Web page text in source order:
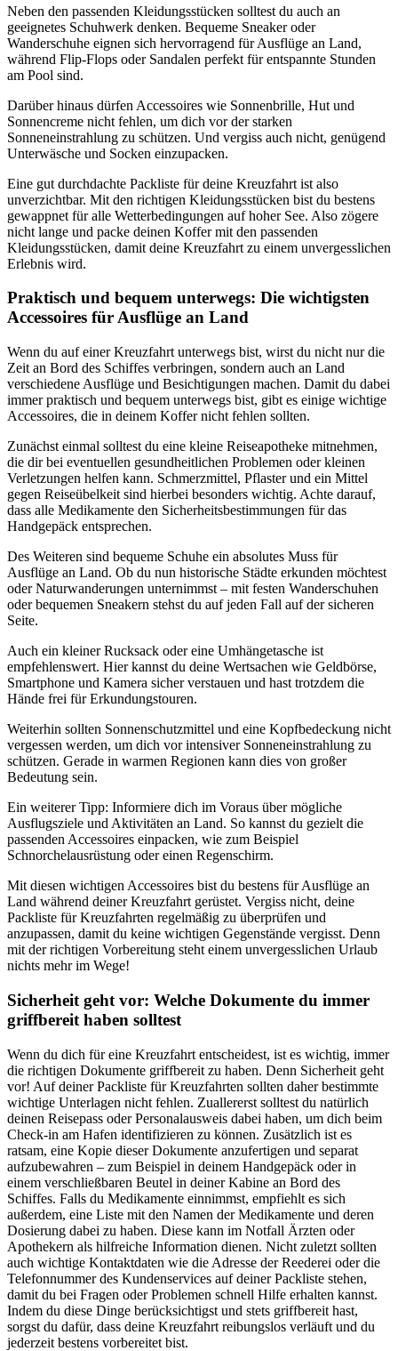
Neben den passenden Kleidungsstücken solltest du auch an
geeignetes Schuhwerk denken. Bequeme Sneaker oder
Wanderschuhe eignen sich hervorragend für Ausflüge an Land,
während Flip-Flops oder Sandalen perfekt für entspannte Stunden
am Pool sind.
Darüber hinaus dürfen Accessoires wie Sonnenbrille, Hut und
Sonnencreme nicht fehlen, um dich vor der starken
Sonneneinstrahlung zu schützen. Und vergiss auch nicht, genügend
Unterwäsche und Socken einzupacken.
Eine gut durchdachte Packliste für deine Kreuzfahrt ist also
unverzichtbar. Mit den richtigen Kleidungsstücken bist du bestens
gewappnet für alle Wetterbedingungen auf hoher See. Also zögere
nicht lange und packe deinen Koffer mit den passenden
Kleidungsstücken, damit deine Kreuzfahrt zu einem unvergesslichen
Erlebnis wird.
Praktisch und bequem unterwegs: Die wichtigsten
Accessoires für Ausflüge an Land
Wenn du auf einer Kreuzfahrt unterwegs bist, wirst du nicht nur die
Zeit an Bord des Schiffes verbringen, sondern auch an Land
verschiedene Ausflüge und Besichtigungen machen. Damit du dabei
immer praktisch und bequem unterwegs bist, gibt es einige wichtige
Accessoires, die in deinem Koffer nicht fehlen sollten.
Zunächst einmal solltest du eine kleine Reiseapotheke mitnehmen,
die dir bei eventuellen gesundheitlichen Problemen oder kleinen
Verletzungen helfen kann. Schmerzmittel, Pflaster und ein Mittel
gegen Reiseübelkeit sind hierbei besonders wichtig. Achte darauf,
dass alle Medikamente den Sicherheitsbestimmungen für das
Handgepäck entsprechen.
Des Weiteren sind bequeme Schuhe ein absolutes Muss für
Ausflüge an Land. Ob du nun historische Städte erkunden möchtest
oder Naturwanderungen unternimmst – mit festen Wanderschuhen
oder bequemen Sneakern stehst du auf jeden Fall auf der sicheren
Seite.
Auch ein kleiner Rucksack oder eine Umhängetasche ist
empfehlenswert. Hier kannst du deine Wertsachen wie Geldbörse,
Smartphone und Kamera sicher verstauen und hast trotzdem die
Hände frei für Erkundungstouren.
Weiterhin sollten Sonnenschutzmittel und eine Kopfbedeckung nicht
vergessen werden, um dich vor intensiver Sonneneinstrahlung zu
schützen. Gerade in warmen Regionen kann dies von großer
Bedeutung sein.
Ein weiterer Tipp: Informiere dich im Voraus über mögliche
Ausflugsziele und Aktivitäten an Land. So kannst du gezielt die
passenden Accessoires einpacken, wie zum Beispiel
Schnorchelausrüstung oder einen Regenschirm.
Mit diesen wichtigen Accessoires bist du bestens für Ausflüge an
Land während deiner Kreuzfahrt gerüstet. Vergiss nicht, deine
Packliste für Kreuzfahrten regelmäßig zu überprüfen und
anzupassen, damit du keine wichtigen Gegenstände vergisst. Denn
mit der richtigen Vorbereitung steht einem unvergesslichen Urlaub
nichts mehr im Wege!
Sicherheit geht vor: Welche Dokumente du immer
griffbereit haben solltest
Wenn du dich für eine Kreuzfahrt entscheidest, ist es wichtig, immer
die richtigen Dokumente griffbereit zu haben. Denn Sicherheit geht
vor! Auf deiner Packliste für Kreuzfahrten sollten daher bestimmte
wichtige Unterlagen nicht fehlen. Zuallererst solltest du natürlich
deinen Reisepass oder Personalausweis dabei haben, um dich beim
Check-in am Hafen identifizieren zu können. Zusätzlich ist es
ratsam, eine Kopie dieser Dokumente anzufertigen und separat
aufzubewahren – zum Beispiel in deinem Handgepäck oder in
einem verschließbaren Beutel in deiner Kabine an Bord des
Schiffes. Falls du Medikamente einnimmst, empfiehlt es sich
außerdem, eine Liste mit den Namen der Medikamente und deren
Dosierung dabei zu haben. Diese kann im Notfall Ärzten oder
Apothekern als hilfreiche Information dienen. Nicht zuletzt sollten
auch wichtige Kontaktdaten wie die Adresse der Reederei oder die
Telefonnummer des Kundenservices auf deiner Packliste stehen,
damit du bei Fragen oder Problemen schnell Hilfe erhalten kannst.
Indem du diese Dinge berücksichtigst und stets griffbereit hast,
sorgst du dafür, dass deine Kreuzfahrt reibungslos verläuft und du
jederzeit bestens vorbereitet bist.